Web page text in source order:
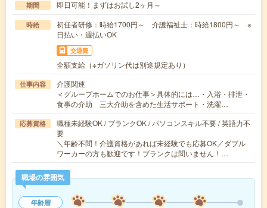
期間 即日可能！まずはお試し2ヶ月～
時給
初任者研修：時給1700円～ 介護福祉士：時給1800円～ ※
日払い・週払いOK
交通費
全額支給（※ガソリン代は別途規定あり）
仕事内容
介護関連
＜グループホームでのお仕事＞具体的には…・入浴・排泄・
食事の介助 三大介助を含めた生活サポート・洗濯…
応募資格
職種未経験OK / ブランクOK / パソコンスキル不要 / 英語力不
要
＼年齢不問！介護資格があれば未経験でも応募OK／ダブル
ワーカーの方も歓迎です！ブランクは問いません！…
職場の雰囲気
年齢層